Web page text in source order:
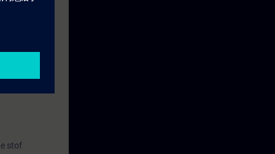
hebben met
stof